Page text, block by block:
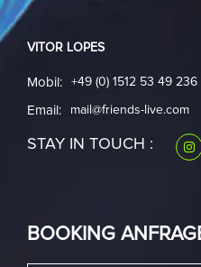
VITOR LOPES
Mobil: +49 (0) 1512 53 49 236
Email: mail@friends-live.com
STAY IN TOUCH :
BOOKING